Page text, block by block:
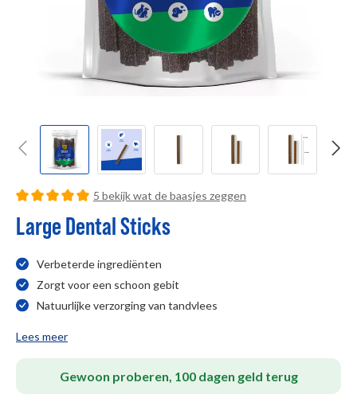
detail.reviewRatingSummary
5 bekijk wat de baasjes zeggen
Large Dental Sticks
Verbeterde ingrediënten
Zorgt voor een schoon gebit
Natuurlijke verzorging van tandvlees
Lees meer
Gewoon proberen, 100 dagen geld terug